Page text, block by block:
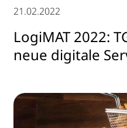
21.02.2022
LogiMAT 2022:
neue digitale